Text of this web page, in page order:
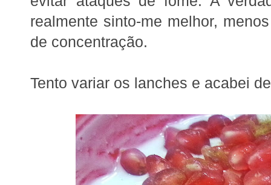
realmente sinto-me melhor,
de concentração.
Tento variar os lanches e acabei